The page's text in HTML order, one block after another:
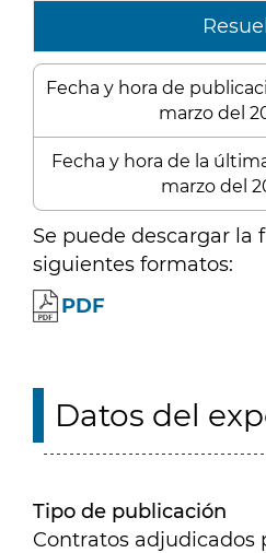
Fecha y hora de
marzo del
Fecha y hora de la
marzo del
Se puede descargar la
siguientes formatos:
PDF
Datos del
Tipo de publicación
Contratos adjudicados